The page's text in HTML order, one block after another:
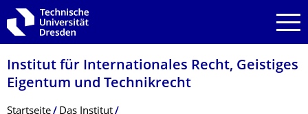
Zur Hauptnavigation springen
Zur Suche springen
Zum Inhalt springen
Institut für Internationales Recht, Geistiges
Eigentum und Technikrecht
Breadcrumb-Menü
Startseite
Das Institut